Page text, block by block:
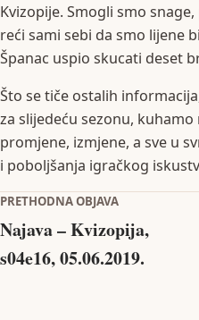
Kvizopije. Smogli smo
reći sami sebi da smo lijene
Španac uspio skucati deset
Što se tiče ostalih
za slijedeću sezonu,
promjene, izmjene, a sve u
i poboljšanja igračkog
Navigacija
PRETHODNA OBJAVA
Najava – Kvizopija,
s04e16, 05.06.2019.